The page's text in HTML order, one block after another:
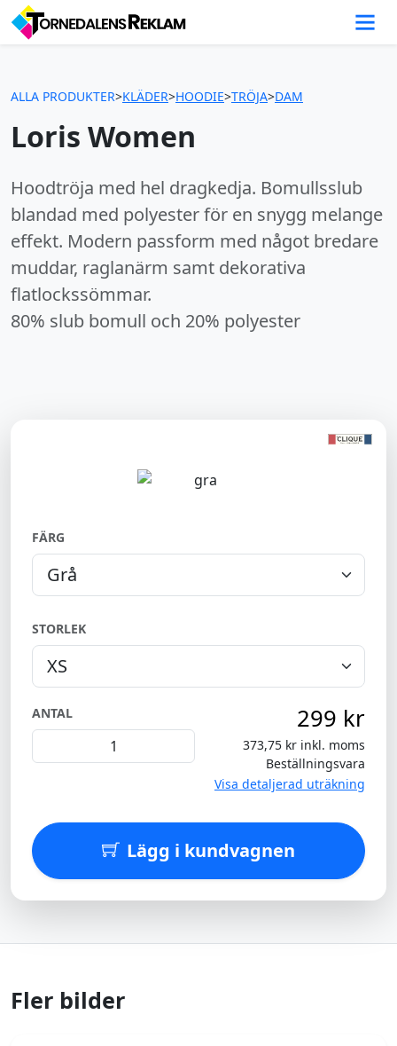
ALLA PRODUKTER>KLÄDER>HOODIE>TRÖJA>DAM
Loris Women
Hoodtröja med hel dragkedja. Bomullsslub
blandad med polyester för en snygg melange
effekt. Modern passform med något bredare
muddar, raglanärm samt dekorativa
flatlockssömmar.
80% slub bomull och 20% polyester
FÄRG
STORLEK
ANTAL 299 kr
373,75 kr inkl. moms
Beställningsvara
Visa detaljerad uträkning
Lägg i kundvagnen
Fler bilder